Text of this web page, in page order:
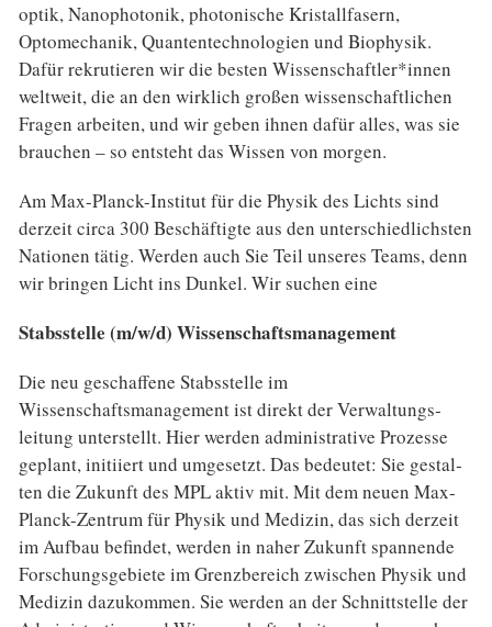
optik, Nano­photonik, photonische Kristallfasern,
Optomechanik, Quanten­technologien und Bio­physik.
Dafür rekru­tieren wir die besten Wissenschaftler*innen
weltweit, die an den wirklich großen wissen­schaft­lichen
Fragen arbeiten, und wir geben ihnen dafür alles, was sie
brauchen – so entsteht das Wissen von morgen.
Am Max-Planck-Institut für die Physik des Lichts sind
derzeit circa 300 Beschäftigte aus den unter­schiedlichsten
Nationen tätig. Werden auch Sie Teil unseres Teams, denn
wir bringen Licht ins Dunkel. Wir suchen eine
Stabsstelle (m/w/d) Wissenschaftsmanagement
Die neu geschaffene Stabsstelle im
Wissenschaftsmanagement ist direkt der Verwal­tungs­
leitung unterstellt. Hier werden adminis­trative Prozesse
geplant, initiiert und umgesetzt. Das bedeutet: Sie gestal­
ten die Zukunft des MPL aktiv mit. Mit dem neuen Max-
Planck-Zentrum für Physik und Medi­zin, das sich der­zeit
im Auf­bau befindet, werden in naher Zukunft spannende
Forschungs­gebiete im Grenz­bereich zwischen Physik und
Medizin dazukommen. Sie werden an der Schnitt­stelle der